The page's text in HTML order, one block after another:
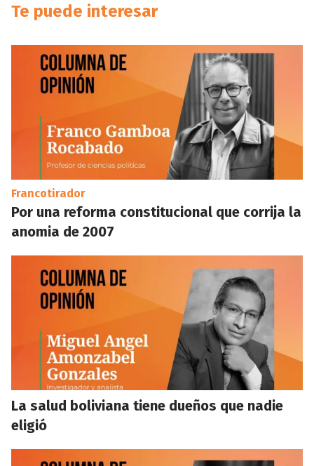
Te puede interesar
Francotirador
Por una reforma constitucional que corrija la
anomia de 2007
La salud boliviana tiene dueños que nadie
eligió